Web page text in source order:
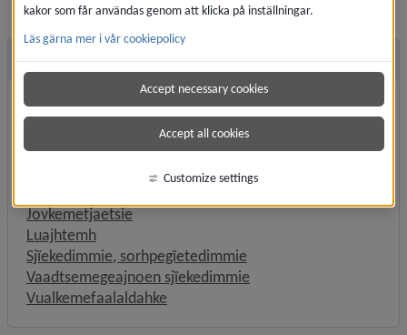
Andra sidor
Årromesijjienummeresjilth
Beapmoeh jïh jovkemsh
Bïgkemeluhpie jïh bïgkemetjaalasovveme
Daelvien geajnoesjïekedimmie
Jovkemetjaetsie
Luajhtemh
Sjïekedimmie, sorhpegïetedimmie
Vaadtsemegeajnoen sjïekedimmie
Vualkemefaalaldahke
kakor som får användas genom att klicka på inställningar.
Läs gärna mer i vår cookiepolicy
Accept necessary cookies
Accept all cookies
Customize settings